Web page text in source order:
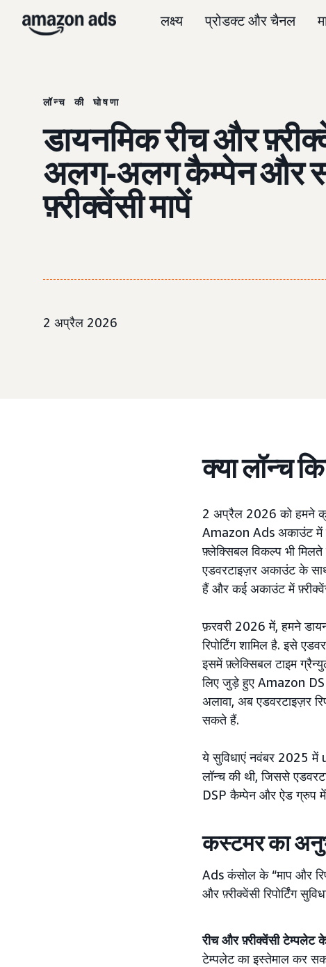
लक्ष्य प्रोडक्ट और चैनल
लॉन्च की घोषणा
डायनमिक रीच और
अलग-अलग कैम्पेन और
फ़्रीक्वेंसी मापें
2 अप्रैल 2026
क्या लॉन्च
2 अप्रैल 2026 को हमने
Amazon Ads अकाउंट में
फ़्लेक्सिबल विकल्प भी मिलते
एडवरटाइज़र अकाउंट के
हैं और कई अकाउंट में
फ़रवरी 2026 में, हमने
रिपोर्टिंग शामिल है. इसे
इसमें फ़्लेक्सिबल टाइम
लिए जुड़े हुए Amazon
अलावा, अब एडवरटाइज़र
सकते हैं.
ये सुविधाएं नवंबर 2025 में
लॉन्च की थी, जिससे
DSP कैम्पेन और ऐड ग्रुप में
कस्टमर का
Ads कंसोल के “माप और
और फ़्रीक्वेंसी रिपोर्टिंग
रीच और फ़्रीक्वेंसी
टेम्पलेट का इस्तेमाल कर